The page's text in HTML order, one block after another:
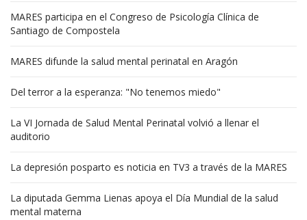
MARES participa en el Congreso de Psicología Clínica de
Santiago de Compostela
MARES difunde la salud mental perinatal en Aragón
Del terror a la esperanza: "No tenemos miedo"
La VI Jornada de Salud Mental Perinatal volvió a llenar el
auditorio
La depresión posparto es noticia en TV3 a través de la MARES
La diputada Gemma Lienas apoya el Día Mundial de la salud
mental materna